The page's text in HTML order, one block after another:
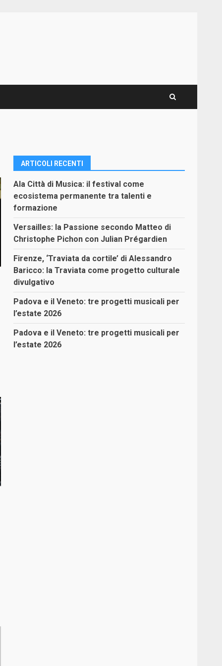
ARTICOLI RECENTI
Ala Città di Musica: il festival come
ecosistema permanente tra talenti e
formazione
Versailles: la Passione secondo Matteo di
Christophe Pichon con Julian Prégardien
Firenze, ‘Traviata da cortile’ di Alessandro
Baricco: la Traviata come progetto culturale
divulgativo
Padova e il Veneto: tre progetti musicali per
l’estate 2026
Padova e il Veneto: tre progetti musicali per
l’estate 2026